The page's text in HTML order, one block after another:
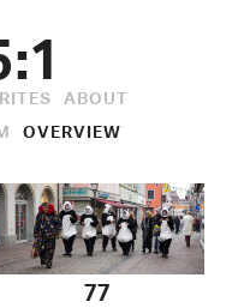
ABOUT
OVERVIEW
77